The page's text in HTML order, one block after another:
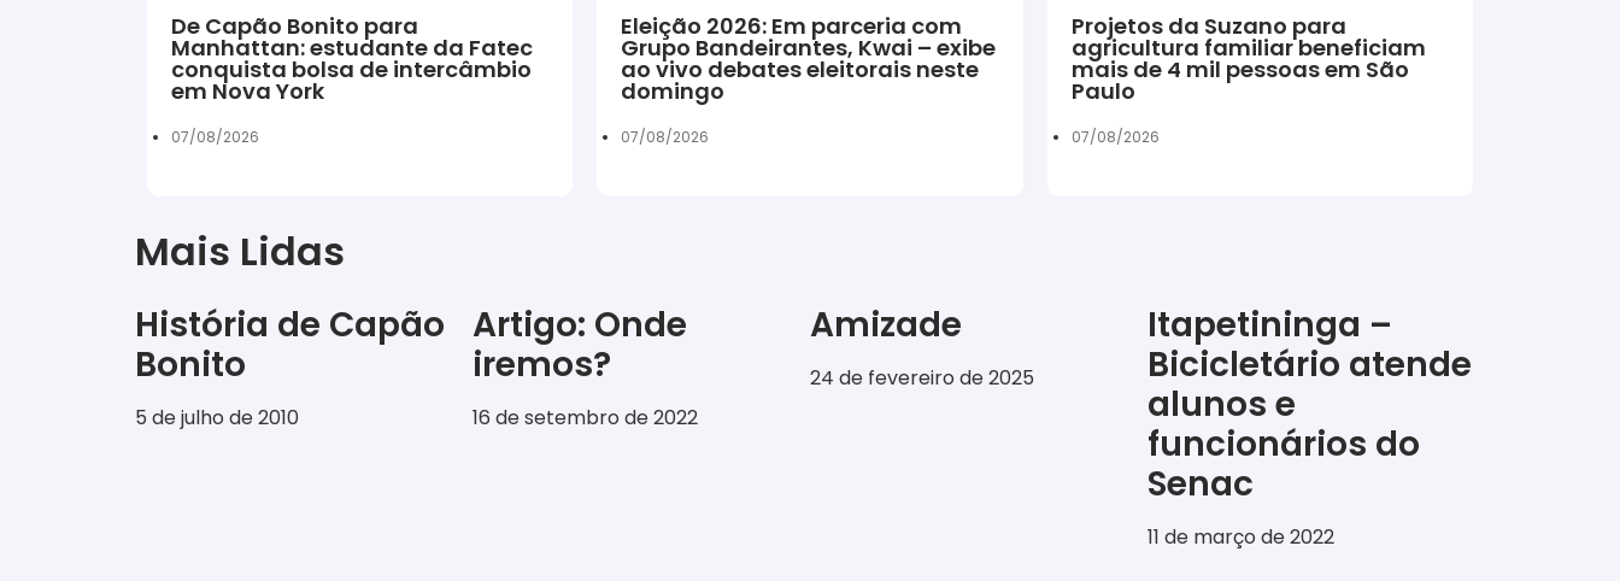
De Capão Bonito para
Manhattan: estudante da Fatec
conquista bolsa de intercâmbio
em Nova York
07/08/2026
Eleição 2026: Em parceria com
Grupo Bandeirantes, Kwai – exibe
ao vivo debates eleitorais neste
domingo
07/08/2026
Projetos da Suzano para
agricultura familiar beneficiam
mais de 4 mil pessoas em São
Paulo
07/08/2026
Mais Lidas
História de Capão
Bonito
5 de julho de 2010
Artigo: Onde
iremos?
16 de setembro de 2022
Amizade
24 de fevereiro de 2025
Itapetininga –
Bicicletário atende
alunos e
funcionários do
Senac
11 de março de 2022